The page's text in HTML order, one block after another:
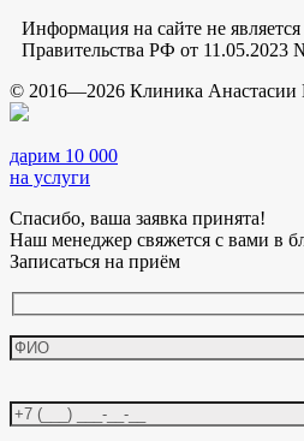
Информация на сайте не
Правительства РФ от 11.05.2023
© 2016—2026 Клиника Анастасии
дарим 10 000
на услуги
Спасибо, ваша заявка принята!
Наш менеджер свяжется с вами в
Записаться на приём